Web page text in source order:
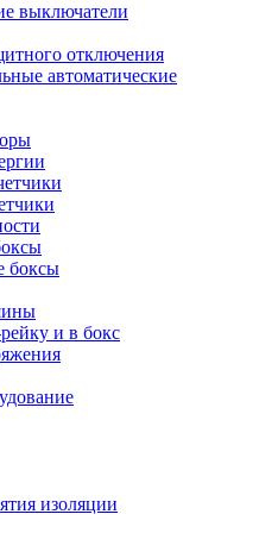
выключатели
отключения
автоматические
боксы
и в бокс
изоляции